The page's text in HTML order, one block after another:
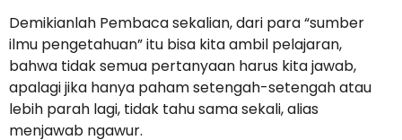
Demikianlah Pembaca sekalian, dari para “sumber
ilmu pengetahuan” itu bisa kita ambil pelajaran,
bahwa tidak semua pertanyaan harus kita jawab,
apalagi jika hanya paham setengah-setengah atau
lebih parah lagi, tidak tahu sama sekali, alias
menjawab ngawur.